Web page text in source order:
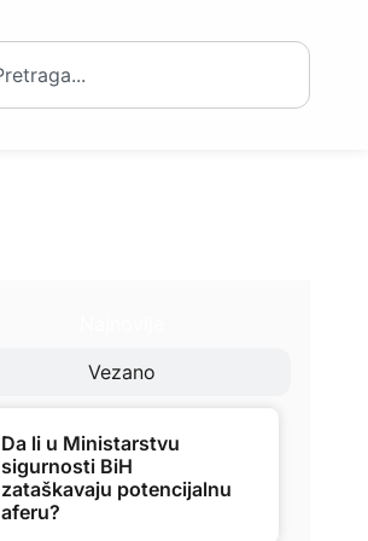
Vezano
Da li u Ministarstvu
sigurnosti BiH
zataškavaju potencijalnu
aferu?